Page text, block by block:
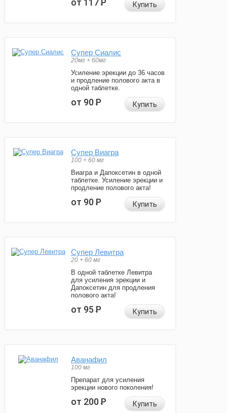
от 117Р Купить
Супер Сиалис
20мг + 60мг
Усиление эрекции до 36 часов
и продление полового акта в
одной таблетке.
от 90Р Купить
Супер Виагра
100 + 60 мг
Виагра и Дапоксетин в одной
таблетке. Усиление эрекции и
продление полового акта!
от 90Р Купить
Супер Левитра
20 + 60 мг
В одной таблетке Левитра
для усиления эрекции и
Дапоксетин для продления
полового акта!
от 95Р Купить
Аванафил
100 мг
Препарат для усиления
эрекции нового поколения!
от 200Р Купить